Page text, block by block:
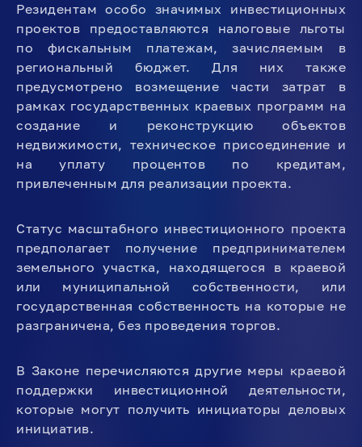
Резидентам особо значимых инвестиционных
проектов предоставляются налоговые льготы
по фискальным платежам, зачисляемым в
региональный бюджет. Для них также
предусмотрено возмещение части затрат в
рамках государственных краевых программ на
создание и реконструкцию объектов
недвижимости, техническое присоединение и
на уплату процентов по кредитам,
привлеченным для реализации проекта.
Статус масштабного инвестиционного проекта
предполагает получение предпринимателем
земельного участка, находящегося в краевой
или муниципальной собственности, или
государственная собственность на которые не
разграничена, без проведения торгов.
В Законе перечисляются другие меры краевой
поддержки инвестиционной деятельности,
которые могут получить инициаторы деловых
инициатив.